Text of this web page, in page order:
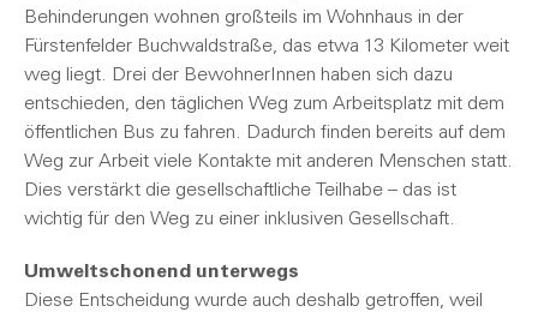
Behinderungen wohnen großteils im Wohnhaus in der
Fürstenfelder Buchwaldstraße, das etwa 13 Kilometer weit
weg liegt. Drei der BewohnerInnen haben sich dazu
entschieden, den täglichen Weg zum Arbeitsplatz mit dem
öffentlichen Bus zu fahren. Dadurch finden bereits auf dem
Weg zur Arbeit viele Kontakte mit anderen Menschen statt.
Dies verstärkt die gesellschaftliche Teilhabe – das ist
wichtig für den Weg zu einer inklusiven Gesellschaft.
Umweltschonend unterwegs
Diese Entscheidung wurde auch deshalb getroffen, weil